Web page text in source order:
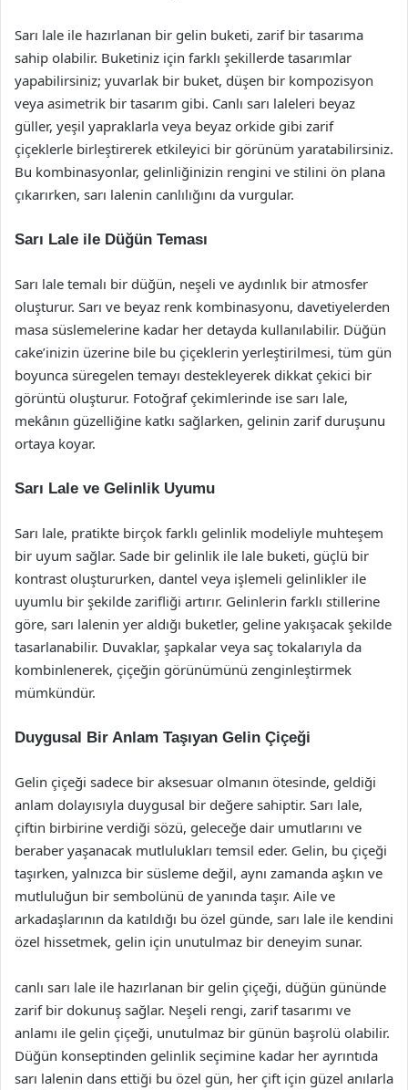
Sarı lale ile hazırlanan bir gelin buketi, zarif bir tasarıma
sahip olabilir. Buketiniz için farklı şekillerde tasarımlar
yapabilirsiniz; yuvarlak bir buket, düşen bir kompozisyon
veya asimetrik bir tasarım gibi. Canlı sarı laleleri beyaz
güller, yeşil yapraklarla veya beyaz orkide gibi zarif
çiçeklerle birleştirerek etkileyici bir görünüm yaratabilirsiniz.
Bu kombinasyonlar, gelinliğinizin rengini ve stilini ön plana
çıkarırken, sarı lalenin canlılığını da vurgular.
Sarı Lale ile Düğün Teması
Sarı lale temalı bir düğün, neşeli ve aydınlık bir atmosfer
oluşturur. Sarı ve beyaz renk kombinasyonu, davetiyelerden
masa süslemelerine kadar her detayda kullanılabilir. Düğün
cake’inizin üzerine bile bu çiçeklerin yerleştirilmesi, tüm gün
boyunca süregelen temayı destekleyerek dikkat çekici bir
görüntü oluşturur. Fotoğraf çekimlerinde ise sarı lale,
mekânın güzelliğine katkı sağlarken, gelinin zarif duruşunu
ortaya koyar.
Sarı Lale ve Gelinlik Uyumu
Sarı lale, pratikte birçok farklı gelinlik modeliyle muhteşem
bir uyum sağlar. Sade bir gelinlik ile lale buketi, güçlü bir
kontrast oluştururken, dantel veya işlemeli gelinlikler ile
uyumlu bir şekilde zarifliği artırır. Gelinlerin farklı stillerine
göre, sarı lalenin yer aldığı buketler, geline yakışacak şekilde
tasarlanabilir. Duvaklar, şapkalar veya saç tokalarıyla da
kombinlenerek, çiçeğin görünümünü zenginleştirmek
mümkündür.
Duygusal Bir Anlam Taşıyan Gelin Çiçeği
Gelin çiçeği sadece bir aksesuar olmanın ötesinde, geldiği
anlam dolayısıyla duygusal bir değere sahiptir. Sarı lale,
çiftin birbirine verdiği sözü, geleceğe dair umutlarını ve
beraber yaşanacak mutlulukları temsil eder. Gelin, bu çiçeği
taşırken, yalnızca bir süsleme değil, aynı zamanda aşkın ve
mutluluğun bir sembolünü de yanında taşır. Aile ve
arkadaşlarının da katıldığı bu özel günde, sarı lale ile kendini
özel hissetmek, gelin için unutulmaz bir deneyim sunar.
canlı sarı lale ile hazırlanan bir gelin çiçeği, düğün gününde
zarif bir dokunuş sağlar. Neşeli rengi, zarif tasarımı ve
anlamı ile gelin çiçeği, unutulmaz bir günün başrolü olabilir.
Düğün konseptinden gelinlik seçimine kadar her ayrıntıda
sarı lalenin dans ettiği bu özel gün, her çift için güzel anılarla